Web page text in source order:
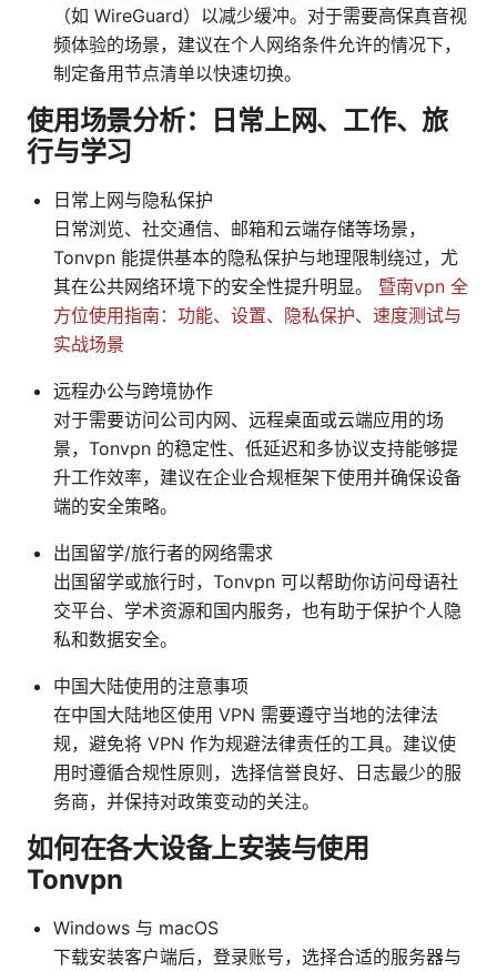
（如 WireGuard）以减少缓冲。对于需要高保真音视
频体验的场景，建议在个人网络条件允许的情况下，
制定备用节点清单以快速切换。
使用场景分析：日常上网、工作、旅
行与学习
日常上网与隐私保护
日常浏览、社交通信、邮箱和云端存储等场景，
Tonvpn 能提供基本的隐私保护与地理限制绕过，尤
其在公共网络环境下的安全性提升明显。 暨南vpn 全
方位使用指南：功能、设置、隐私保护、速度测试与
实战场景
远程办公与跨境协作
对于需要访问公司内网、远程桌面或云端应用的场
景，Tonvpn 的稳定性、低延迟和多协议支持能够提
升工作效率，建议在企业合规框架下使用并确保设备
端的安全策略。
出国留学/旅行者的网络需求
出国留学或旅行时，Tonvpn 可以帮助你访问母语社
交平台、学术资源和国内服务，也有助于保护个人隐
私和数据安全。
中国大陆使用的注意事项
在中国大陆地区使用 VPN 需要遵守当地的法律法
规，避免将 VPN 作为规避法律责任的工具。建议使
用时遵循合规性原则，选择信誉良好、日志最少的服
务商，并保持对政策变动的关注。
如何在各大设备上安装与使用
Tonvpn
Windows 与 macOS
下载安装客户端后，登录账号，选择合适的服务器与